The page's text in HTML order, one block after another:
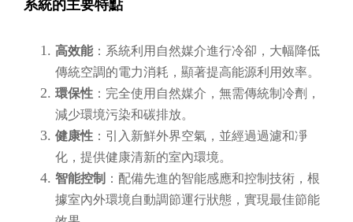
系統的主要特點
高效能：系統利用自然媒介進行冷卻，大幅降低
傳統空調的電力消耗，顯著提高能源利用效率。
環保性 ：完全使用自然媒介，無需傳統制冷劑，
減少環境污染和碳排放。
健康性 ：引入新鮮外界空氣，並經過過濾和凈
化，提供健康清新的室內環境。
智能控制 ：配備先進的智能感應和控制技術，根
據室內外環境自動調節運行狀態，實現最佳節能